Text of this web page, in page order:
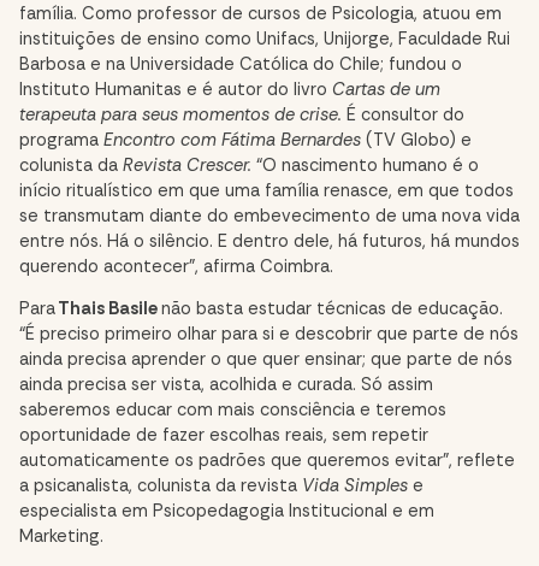
família. Como professor de cursos de Psicologia, atuou em
instituições de ensino como Unifacs, Unijorge, Faculdade Rui
Barbosa e na Universidade Católica do Chile; fundou o
Instituto Humanitas e é autor do livro Cartas de um
terapeuta para seus momentos de crise. É consultor do
programa Encontro com Fátima Bernardes (TV Globo) e
colunista da Revista Crescer. “O nascimento humano é o
início ritualístico em que uma família renasce, em que todos
se transmutam diante do embevecimento de uma nova vida
entre nós. Há o silêncio. E dentro dele, há futuros, há mundos
querendo acontecer”, afirma Coimbra.
ParaThais Basilenão basta estudar técnicas de educação.
“É preciso primeiro olhar para si e descobrir que parte de nós
ainda precisa aprender o que quer ensinar; que parte de nós
ainda precisa ser vista, acolhida e curada. Só assim
saberemos educar com mais consciência e teremos
oportunidade de fazer escolhas reais, sem repetir
automaticamente os padrões que queremos evitar”, reflete
a psicanalista, colunista da revista Vida Simples e
especialista em Psicopedagogia Institucional e em
Marketing.